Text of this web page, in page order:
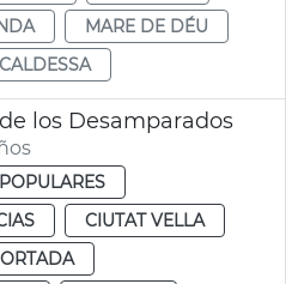
MARE DE DÉU
los Desamparados
CIUTAT VELLA